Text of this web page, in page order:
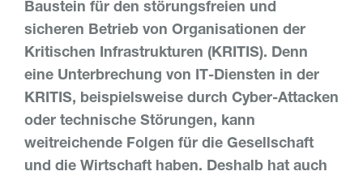
Baustein für den störungsfreien und
sicheren Betrieb von Organisationen der
Kritischen Infrastrukturen (KRITIS). Denn
eine Unterbrechung von IT-Diensten in der
KRITIS, beispielsweise durch Cyber-Attacken
oder technische Störungen, kann
weitreichende Folgen für die Gesellschaft
und die Wirtschaft haben. Deshalb hat auch